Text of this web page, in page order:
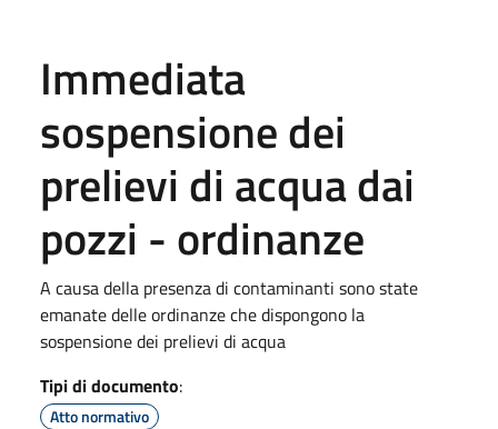
Immediata
sospensione dei
prelievi di acqua dai
pozzi - ordinanze
A causa della presenza di contaminanti sono state
emanate delle ordinanze che dispongono la
sospensione dei prelievi di acqua
Tipi di documento:
Atto normativo